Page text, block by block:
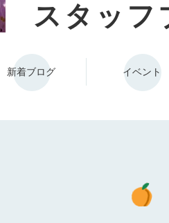
スタッフ
新着ブログ イベント